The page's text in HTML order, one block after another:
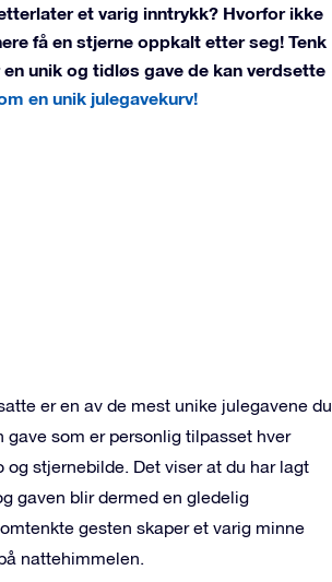
et varig inntrykk? Hvorfor ikke
få en stjerne oppkalt etter seg! Tenk
unik og tidløs gave de kan verdsette
en unik julegavekurv!
er en av de mest unike julegavene du
gave som er personlig tilpasset hver
stjernebilde. Det viser at du har lagt
gaven blir dermed en gledelig
gesten skaper et varig minne
nattehimmelen.